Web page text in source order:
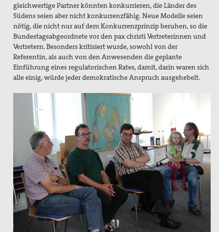
Große Reden zum Frieden
Nahost
Papst Franziskus
Ressourcenkonflikte
AGn, Aktionen, Projekte
Aktion Aufschrei
Bündnis "Schulfrei für die Bundeswehr"
Freiwilliger Friedensdienst in Bethlehem & Jerusalem
Friedensräume Lindau
Initiative "Farbe bekennen!"
Jugend für Frieden und Gerechtigkeit in Palästina und
gleichwertige Partner könnten konkurrieren, die Länder des
Südens seien aber nicht konkurrenzfähig. Neue Modelle seien
nötig, die nicht nur auf dem Konkurrenzprinzip beruhen, so die
Bundestagsabgeordnete vor den pax christi Vertreterinnen und
Vertretern. Besonders kritisiert wurde, sowohl von der
Referentin, als auch von den Anwesenden die geplante
Einführung eines regulatorischen Rates, damit, darin waren sich
alle einig, würde jeder demokratische Anspruch ausgehebelt.